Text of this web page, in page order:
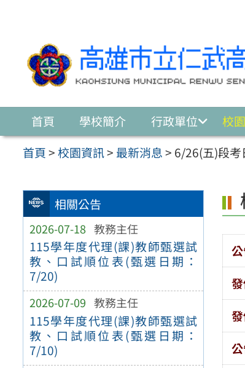
首頁 學校簡介 行政單位 校
首頁>校園資訊> 最新消息> 6/26(五)段
相關公告
2026-07-18 教務主任
115學年度代理(課)教師甄選試
教、口試順位表(甄選日期：
7/20)
2026-07-09 教務主任
115學年度代理(課)教師甄選試
教、口試順位表(甄選日期：
7/10)